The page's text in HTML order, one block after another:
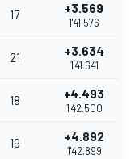
17 +3.569
1'41.576
21 +3.634
1'41.641
18 +4.493
1'42.500
19 +4.892
1'42.899